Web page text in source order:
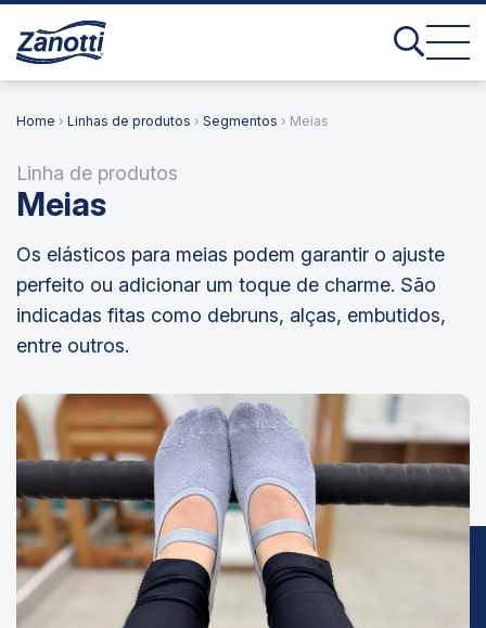
Home › Linhas de produtos › Segmentos › Meias
Linha de produtos
Meias
Os elásticos para meias podem garantir o ajuste
perfeito ou adicionar um toque de charme. São
indicadas fitas como debruns, alças, embutidos,
entre outros.